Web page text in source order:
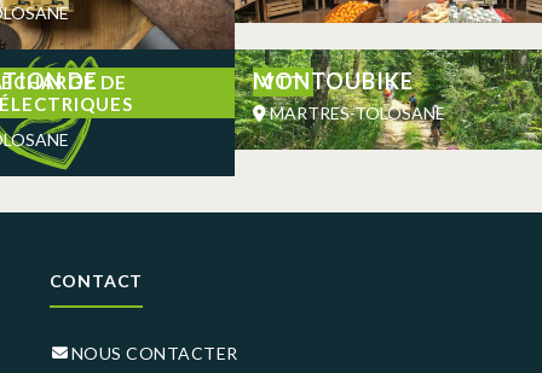
DE
DE VTT
MONTOUBIKE
MARTRES-TOLOSANE
CONTACT
NOUS CONTACTER